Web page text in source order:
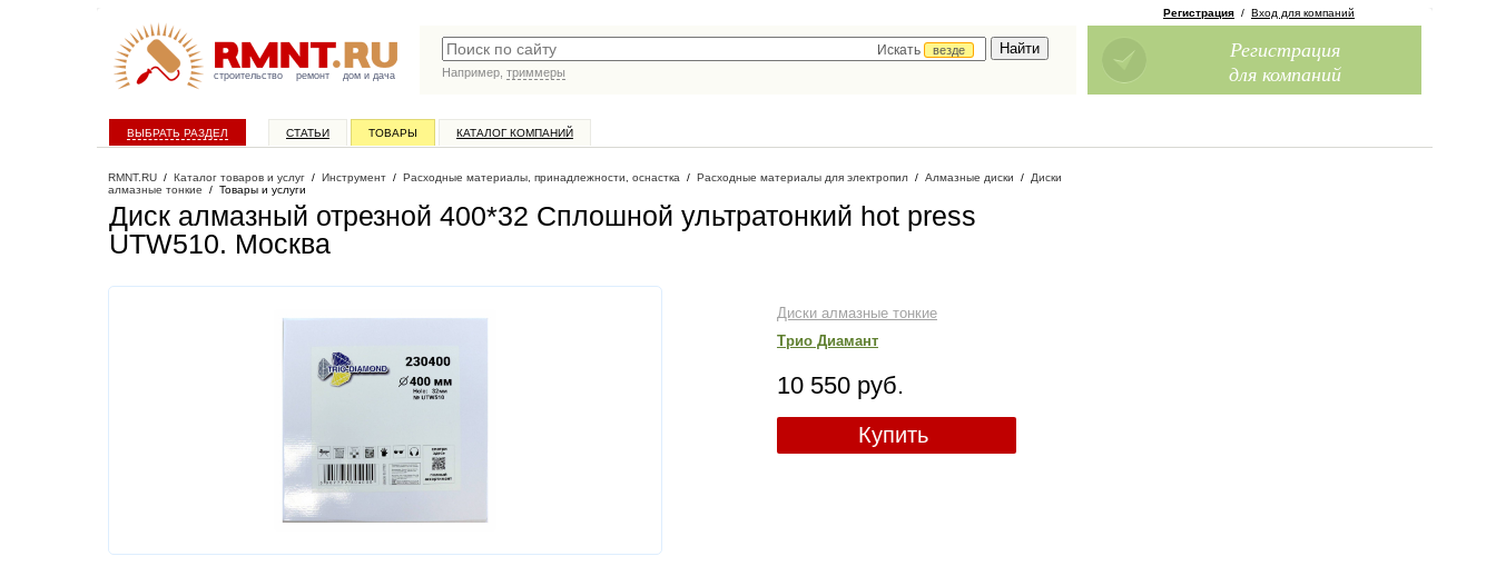
строительство ремонт дом и дача
Искать
везде
Например, триммеры
Регистрация / Вход для компаний
Регистрация
для компаний
ВЫБРАТЬ РАЗДЕЛ СТАТЬИ ТОВАРЫ КАТАЛОГ КОМПАНИЙ
RMNT.RU / Каталог товаров и услуг / Инструмент / Расходные материалы, принадлежности, оснастка / Расходные материалы для электропил / Алмазные диски / Диски
алмазные тонкие / Товары и услуги
Диск алмазный отрезной 400*32 Сплошной ультратонкий hot press
UTW510. Москва
Диски алмазные тонкие
Трио Диамант
10 550 руб.
Купить